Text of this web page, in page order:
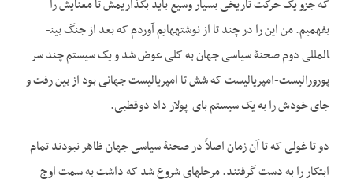
که جزو یک حرکت تاریخی بسیار وسیع باید بگذاریمش تا معنایش را
بفهمیم. من این را در چند تا از نوشته­هایم آوردم که بعد از جنگ بین­
المللی دوم صحنۀ سیاسی جهان به کلی عوض شد و یک سیستم چند سر
پورورالیست-امپریالیست که شش تا امپریالیست جهانی بود از بین رفت و
جای خودش را به یک سیستم بای-پولار داد دوقطبی.
دو تا غولی که تا آن زمان اصلاً در صحنۀ سیاسی جهان ظاهر نبودند تمام
ابتکار را به دست گرفتند. مرحله­ای شروع شد که داشت به سمت اوج